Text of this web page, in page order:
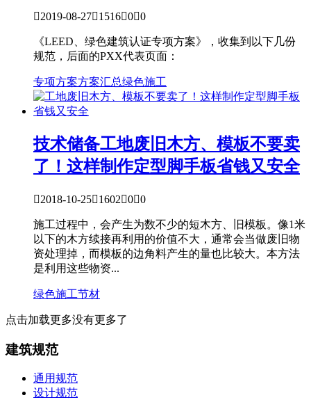
2019-08-27151600
《LEED、绿色建筑认证专项方案》，收集到以下几份
规范，后面的PXX代表页面：
专项方案方案汇总绿色施工
技术储备工地废旧木方、模板不要卖
了！这样制作定型脚手板省钱又安全
2018-10-25160200
施工过程中，会产生为数不少的短木方、旧模板。像1米
以下的木方续接再利用的价值不大，通常会当做废旧物
资处理掉，而模板的边角料产生的量也比较大。本方法
是利用这些物资...
绿色施工节材
点击加载更多没有更多了
建筑规范
通用规范
设计规范